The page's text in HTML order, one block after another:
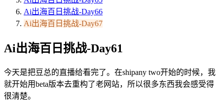
Ai出海百日挑战-Day66
Ai出海百日挑战-Day67
Ai出海百日挑战-Day61
今天是把豆总的直播给看完了。在shipany two开始的时候，我
就开始用beta版本去重构了老网站，所以很多东西我会感受得
很清楚。